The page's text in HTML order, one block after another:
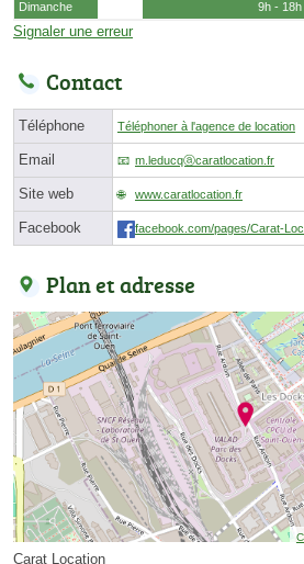
Dimanche
9h - 18h
Signaler une erreur
Contact
Téléphone Téléphoner à l'agence de location
Email m.leducqⓐcaratlocation.fr
Site web www.caratlocation.fr
Facebook facebook.com/pages/Carat-
Plan et adresse
Carat Location